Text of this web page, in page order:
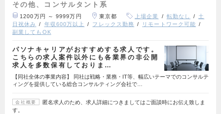
その他、コンサルタント系
1200万円 ～ 9999万円 東京都 上場企業 転勤なし
土
日祝休み
年収600万以上 フレックス勤務
リモートワーク可能
副業してもOK
パソナキャリアがおすすめする求人です。
こちらの求人案件以外にも各業界の非公開
求人を多数保有しておりま…
【同社全体の事業内容】 同社は戦略・業務・IT等、幅広いテーマでのコンサルテ
ィングを提供している総合コンサルティング会社で…
会社概要
匿名求人のため、求人詳細につきましてはご面談時にお伝え致しま
す。